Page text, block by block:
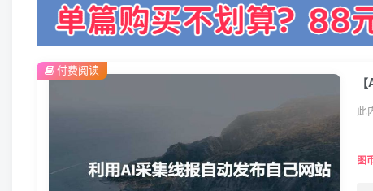
此
图
付费阅读